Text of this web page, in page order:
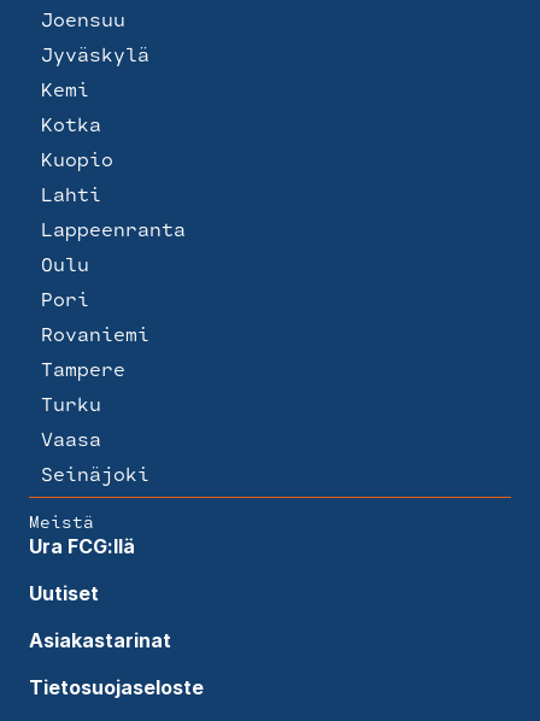
Joensuu
Jyväskylä
Kemi
Kotka
Kuopio
Lahti
Lappeenranta
Oulu
Pori
Rovaniemi
Tampere
Turku
Vaasa
Seinäjoki
Meistä
Ura FCG:llä
Uutiset
Asiakastarinat
Tietosuojaseloste